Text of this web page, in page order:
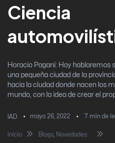
Ciencia
Horacio Pagani: Hoy hablaremos
una pequeña ciudad de la
hacia la ciudad donde nacen los
mundo, con la idea de crear el
IAD mayo 26, 2022 7 min de
Inicio Blogs, Novedades